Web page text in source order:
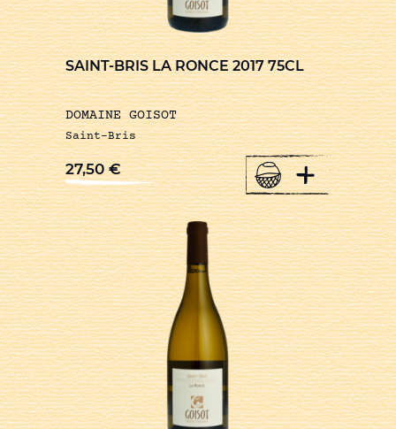
SAINT-BRIS LA RONCE 2017 75CL
DOMAINE GOISOT
Saint-Bris
27,50€ +